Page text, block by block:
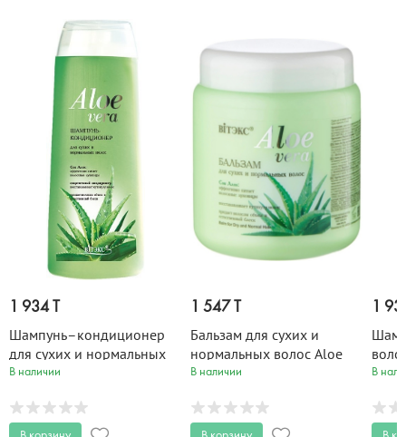
1 934 T
Шампунь–кондиционер
для сухих и нормальных
волос Aloe Vera 500 мл
В наличии
1 547 T
Бальзам для сухих и
нормальных волос Aloe
Vera 450 мл
В наличии
1
В